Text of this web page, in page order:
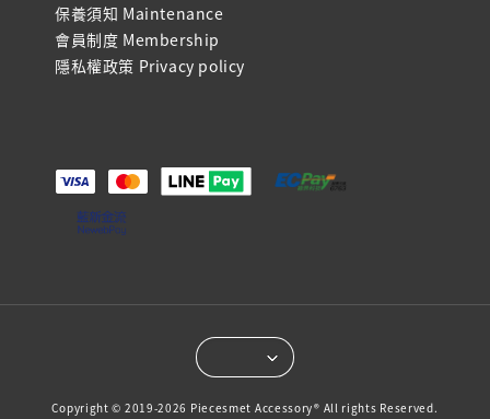
保養須知 Maintenance
會員制度 Membership
隱私權政策 Privacy policy
Copyright © 2019-2026 Piecesmet Accessory® All rights Reserved.